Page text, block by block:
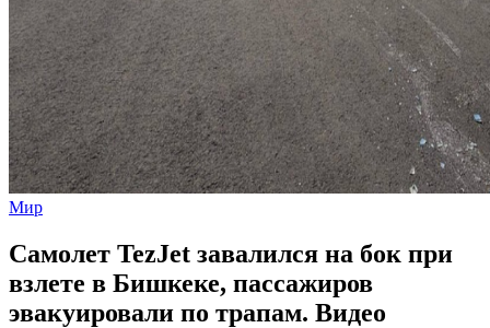
Мир
Самолет TezJet завалился на бок при
взлете в Бишкеке, пассажиров
эвакуировали по трапам. Видео